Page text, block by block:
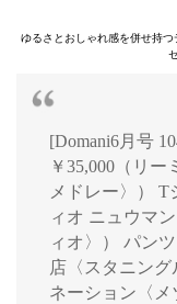
ゆるさとおしゃれ感を併せ持
[Domani6月号
￥35,000（リ
メドレー〉） T
ィオ ニュウマ
ィオ〉） パン
店〈スタニング
ネーション〈メ